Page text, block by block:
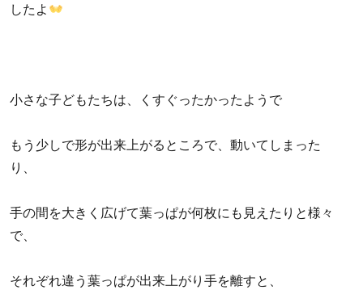
したよ
小さな子どもたちは、くすぐったかったようで
もう少しで形が出来上がるところで、動いてしまった
り、
手の間を大きく広げて葉っぱが何枚にも見えたりと様々
で、
それぞれ違う葉っぱが出来上がり手を離すと、